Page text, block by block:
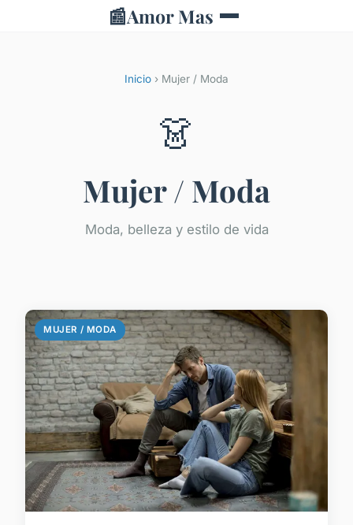
📰Amor Mas
Inicio › Mujer / Moda
👗
Mujer / Moda
Moda, belleza y estilo de vida
MUJER / MODA